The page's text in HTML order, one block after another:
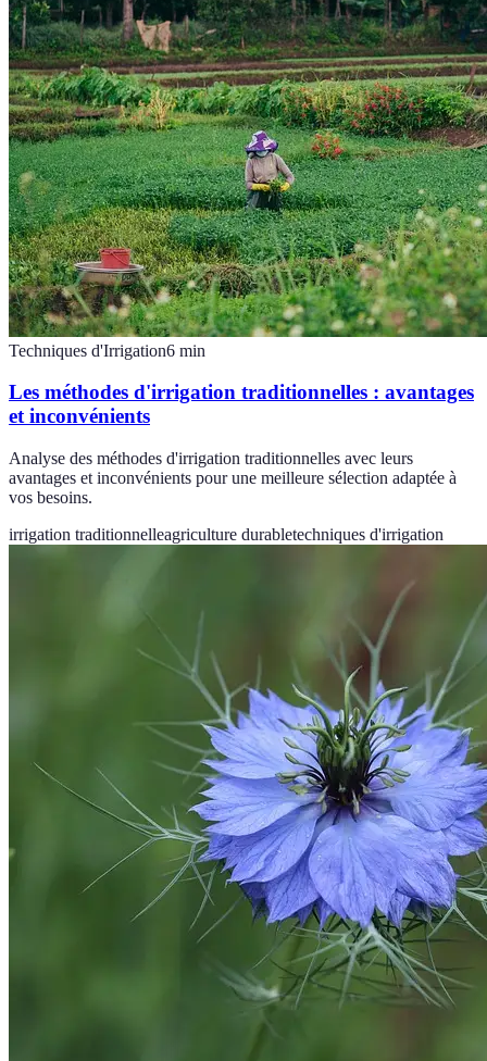
Techniques d'Irrigation6 min
Les méthodes d'irrigation traditionnelles : avantages
et inconvénients
Analyse des méthodes d'irrigation traditionnelles avec leurs
avantages et inconvénients pour une meilleure sélection adaptée à
vos besoins.
irrigation traditionnelleagriculture durabletechniques d'irrigation